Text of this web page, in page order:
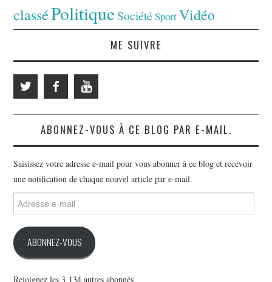
classéPolitiqueSociété SportVidéo
ME SUIVRE
ABONNEZ-VOUS À CE BLOG PAR E-MAIL.
Saisissez votre adresse e-mail pour vous abonner à ce blog et recevoir
une notification de chaque nouvel article par e-mail.
Adresse
e-
ABONNEZ-VOUS
Rejoignez les 3 134 autres abonnés